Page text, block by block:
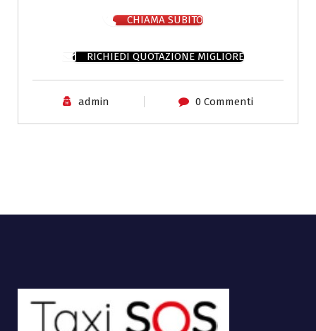
CHIAMA SUBITO
RICHIEDI QUOTAZIONE MIGLIORE
admin 0 Commenti